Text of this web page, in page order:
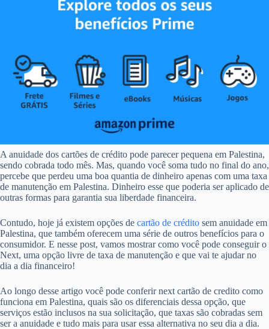
A anuidade dos cartões de crédito pode parecer pequena em Palestina,
sendo cobrada todo mês. Mas, quando você soma tudo no final do ano,
percebe que perdeu uma boa quantia de dinheiro apenas com uma taxa
de manutenção em Palestina. Dinheiro esse que poderia ser aplicado de
outras formas para garantia sua liberdade financeira.
Contudo, hoje já existem opções de cartão de crédito sem anuidade em
Palestina, que também oferecem uma série de outros benefícios para o
consumidor. E nesse post, vamos mostrar como você pode conseguir o
Next, uma opção livre de taxa de manutenção e que vai te ajudar no
dia a dia financeiro!
Ao longo desse artigo você pode conferir next cartão de credito como
funciona em Palestina, quais são os diferenciais dessa opção, que
serviços estão inclusos na sua solicitação, que taxas são cobradas sem
ser a anuidade e tudo mais para usar essa alternativa no seu dia a dia.